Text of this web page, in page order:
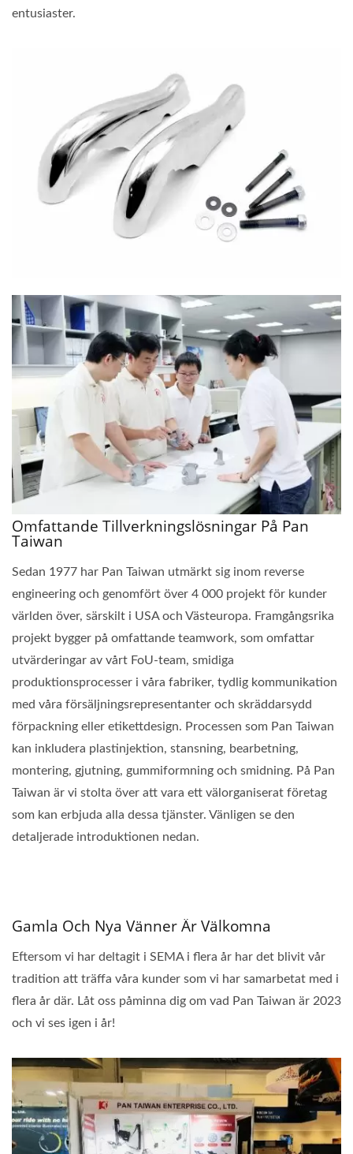
entusiaster.
Omfattande Tillverkningslösningar På Pan
Taiwan
Sedan 1977 har Pan Taiwan utmärkt sig inom reverse
engineering och genomfört över 4 000 projekt för kunder
världen över, särskilt i USA och Västeuropa. Framgångsrika
projekt bygger på omfattande teamwork, som omfattar
utvärderingar av vårt FoU-team, smidiga
produktionsprocesser i våra fabriker, tydlig kommunikation
med våra försäljningsrepresentanter och skräddarsydd
förpackning eller etikettdesign. Processen som Pan Taiwan
kan inkludera plastinjektion, stansning, bearbetning,
montering, gjutning, gummiformning och smidning. På Pan
Taiwan är vi stolta över att vara ett välorganiserat företag
som kan erbjuda alla dessa tjänster. Vänligen se den
detaljerade introduktionen nedan.
Gamla Och Nya Vänner Är Välkomna
Eftersom vi har deltagit i SEMA i flera år har det blivit vår
tradition att träffa våra kunder som vi har samarbetat med i
flera år där. Låt oss påminna dig om vad Pan Taiwan är 2023
och vi ses igen i år!